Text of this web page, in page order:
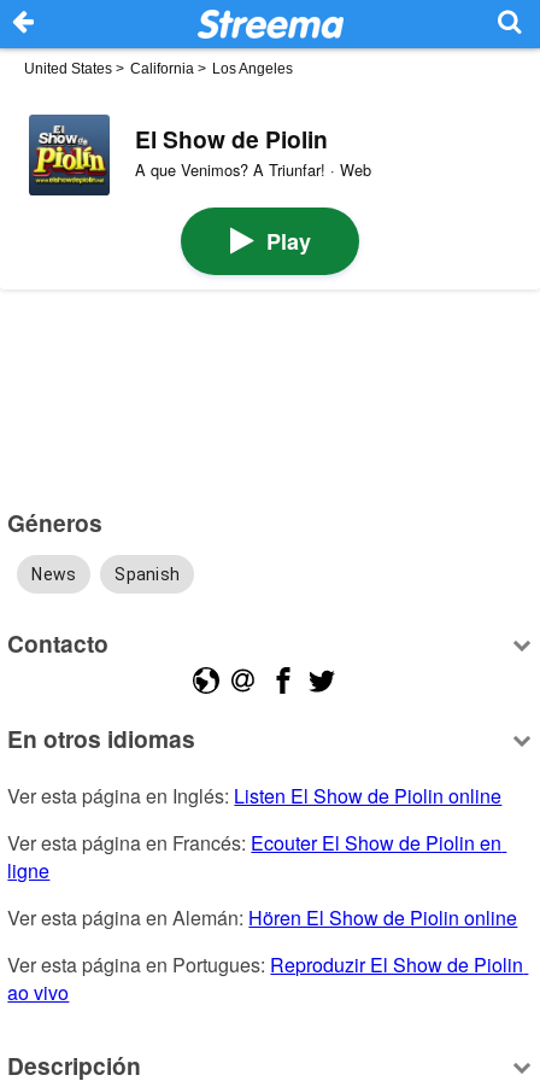
United States > California > Los Angeles
El Show de Piolin
A que Venimos? A Triunfar! · Web
Play
Géneros
News Spanish
Contacto
En otros idiomas
Ver esta página en Inglés: Listen El Show de Piolin online
Ver esta página en Francés: Ecouter El Show de Piolin en
ligne
Ver esta página en Alemán: Hören El Show de Piolin online
Ver esta página en Portugues: Reproduzir El Show de Piolin
ao vivo
Descripción